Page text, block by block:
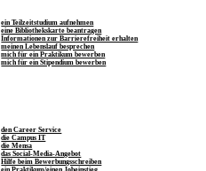
ein Teilzeitstudium aufnehmen
eine Bibliothekskarte beantragen
Informationen zur Barrierefreiheit erhalten
meinen Lebenslauf besprechen
mich für ein Praktikum bewerben
mich für ein Stipendium bewerben
den Career Service
die Campus IT
die Mensa
das Social-Media-Angebot
Hilfe beim Bewerbungsschreiben